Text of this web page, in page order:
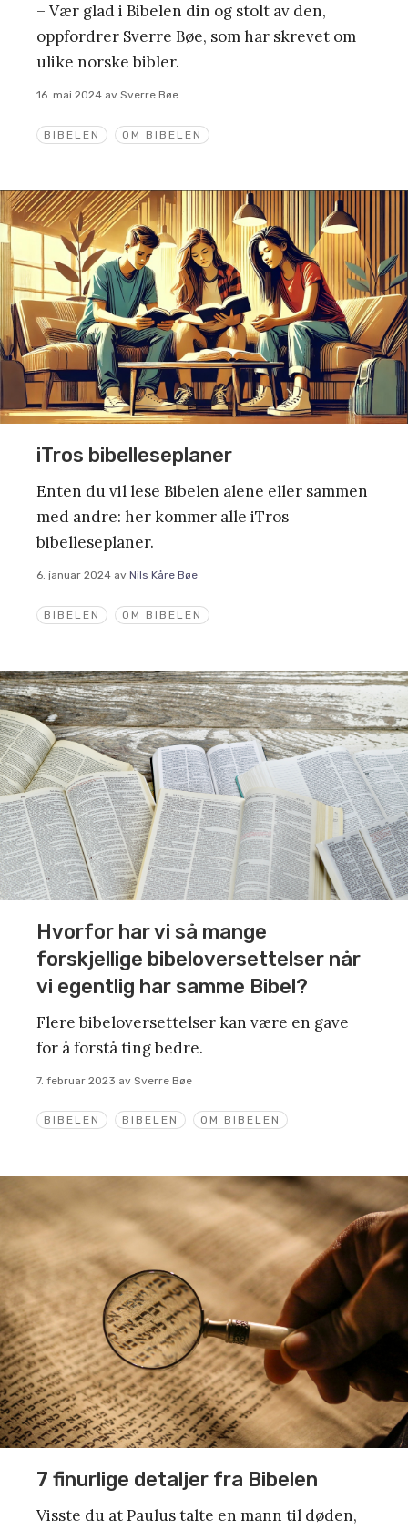
BIBELEN OM BIBELEN
– Vær glad i Bibelen din og stolt av den,
oppfordrer Sverre Bøe, som har skrevet om
ulike norske bibler.
16. mai 2024 av Sverre Bøe
BIBELEN OM BIBELEN
iTros bibelleseplaner
Enten du vil lese Bibelen alene eller sammen
med andre: her kommer alle iTros
bibelleseplaner.
6. januar 2024 av Nils Kåre Bøe
BIBELEN BIBELEN OM BIBELEN
Hvorfor har vi så mange
forskjellige bibeloversettelser når
vi egentlig har samme Bibel?
Flere bibeloversettelser kan være en gave
for å forstå ting bedre.
7. februar 2023 av Sverre Bøe
7 finurlige detaljer fra Bibelen
Visste du at Paulus talte en mann til døden,